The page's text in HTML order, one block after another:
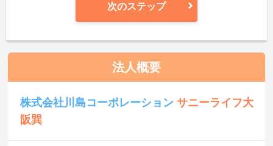
次のステップ
法人概要
株式会社川島コーポレーションサニーライフ大
阪巽